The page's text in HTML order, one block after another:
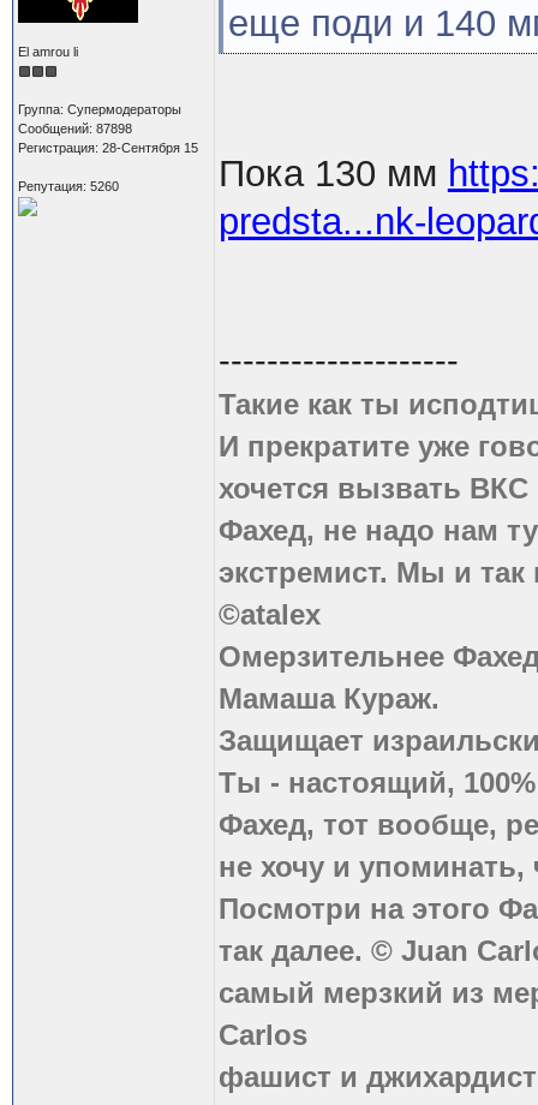
El amrou li
Группа: Супермодераторы
Сообщений: 87898
Регистрация: 28-Сентября 15
Репутация: 5260
еще поди и 140
Пока 130 мм
predsta...nk-
--------------------
Такие как ты
И прекратите уже
хочется вызвать
Фахед, не надо нам
экстремист. Мы и
©atalex
Омерзительнее
Мамаша Кураж.
Защищает
Ты - настоящий,
Фахед, тот вообще,
не хочу и
Посмотри на этого
так далее. © Juan
самый мерзкий из
Carlos
фашист и